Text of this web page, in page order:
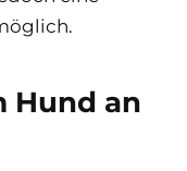
Hund an